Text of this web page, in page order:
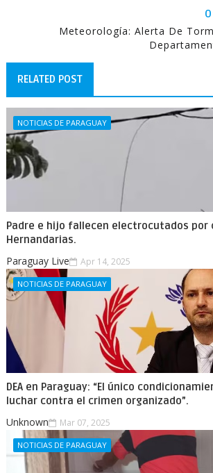
Meteorología: Alerta De
RELATED POST
NOTICIAS DE PARAGUAY
Padre e hijo fallecen electrocutados por
Hernandarias.
Paraguay Live Apr 14, 2025
NOTICIAS DE PARAGUAY
DEA en Paraguay: “El único
luchar contra el crimen organizado”.
Unknown Mar 07, 2025
NOTICIAS DE PARAGUAY